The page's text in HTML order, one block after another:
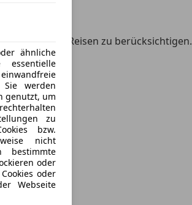
ähnliche
Sie werden
genutzt, um
zu
bzw.
nicht
bestimmte
oder
oder
Webseite
und auf Reisen zu berücksichtigen.